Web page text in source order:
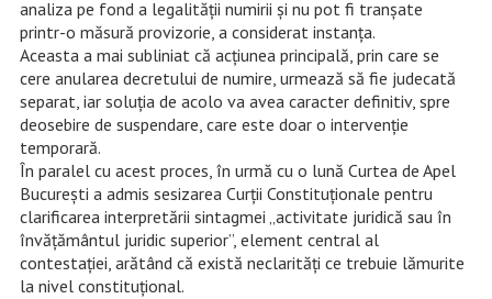
analiza pe fond a legalității numirii și nu pot fi tranșate
printr-o măsură provizorie, a considerat instanța.
Aceasta a mai subliniat că acțiunea principală, prin care se
cere anularea decretului de numire, urmează să fie judecată
separat, iar soluția de acolo va avea caracter definitiv, spre
deosebire de suspendare, care este doar o intervenție
temporară.
În paralel cu acest proces, în urmă cu o lună Curtea de Apel
București a admis sesizarea Curții Constituționale pentru
clarificarea interpretării sintagmei „activitate juridică sau în
învățământul juridic superior”, element central al
contestației, arătând că există neclarități ce trebuie lămurite
la nivel constituțional.